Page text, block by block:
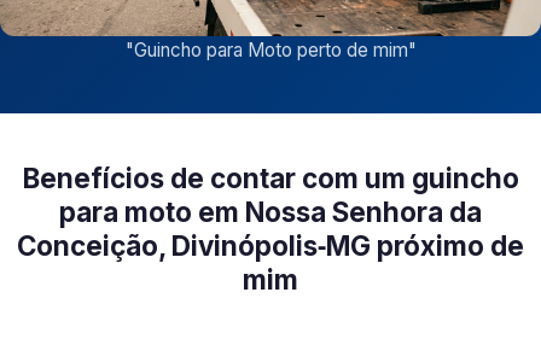
"Guincho para Moto perto de mim"
Benefícios de contar com um guincho
para moto em Nossa Senhora da
Conceição, Divinópolis‑MG próximo de
mim